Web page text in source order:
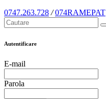
0747.263.728 / 074RAMEPAT
Autentificare
E-mail
Parola